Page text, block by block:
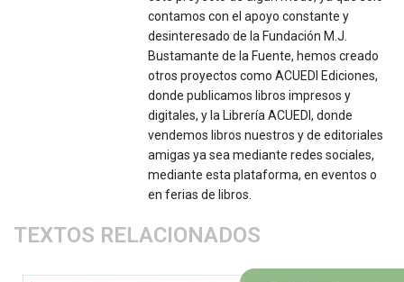
contamos con el apoyo constante y
desinteresado de la Fundación M.J.
Bustamante de la Fuente, hemos creado
otros proyectos como ACUEDI Ediciones,
donde publicamos libros impresos y
digitales, y la Librería ACUEDI, donde
vendemos libros nuestros y de editoriales
amigas ya sea mediante redes sociales,
mediante esta plataforma, en eventos o
en ferias de libros.
TEXTOS RELACIONADOS